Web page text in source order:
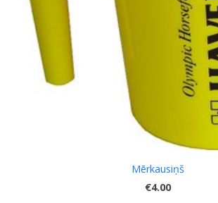
Mērkausiņš
€4.00